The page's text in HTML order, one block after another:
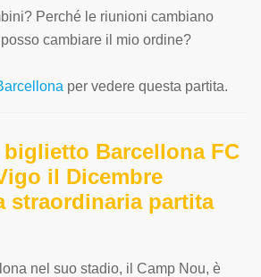
Perché le riunioni cambiano
cambiare il mio ordine?
per vedere questa partita.
Barcellona FC
il Dicembre
straordinaria partita
nel suo stadio, il Camp Nou, è